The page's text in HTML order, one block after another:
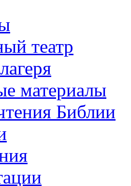
театр
материалы
Библии